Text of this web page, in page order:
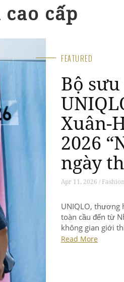
cấp
FEATURED
Bộ
Xuân-
2026
ngày
Apr 11, 2026 /
UNIQLO, thương
toàn cầu đến từ
không gian giới
sưu tập Linen
Read More